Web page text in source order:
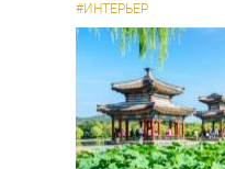
#ИНТЕРЬЕР